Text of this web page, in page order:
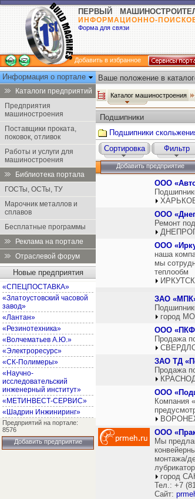
ПЕРВЫЙ
ИНФОРМАЦИОННО-
Форма для связи
Добавить в избранное
Информация о портале
Каталоги предприятий
Предприятия
машиностроения
Поставщики проката,
поковок, отливок
Работы и услуги для
машиностроения
Библиотека портала
ГОСТы, ОСТы, ТУ
Марочник металлов и
сплавов
Бесплатные программы
Реклама на портале
Отраслевой форум
Новые предприятия
«СПЕЦПОСТАВКА»
«Златоустовский часовой
завод»
«Лантан»
«Резинотехника»
«Волчематьев А.Ю.»
«Электроресурс»
«СК-Полимеры»
«Научно-
исследовательский
инженерный институт»
«МЕТИНВЕСТ-СЕРВИС»
«Шадрин Инжиниринг»
Предприятий на портале:
8576
Добавить предприятие
Ваше положение в
Каталог машиностроения
Подшипники
Подшипники
Сортировка
Фильтр
Добавить предприятие
ООО
ООО
Ремонт
ООО
наша
мы
теплообм
ЗАО
город
ООО «ПКФ
Продажа
ЗАО ТД
Продажа
ООО
Компания
ООО
Мы
монтажа/
город
Тел.: +7
Сайт: